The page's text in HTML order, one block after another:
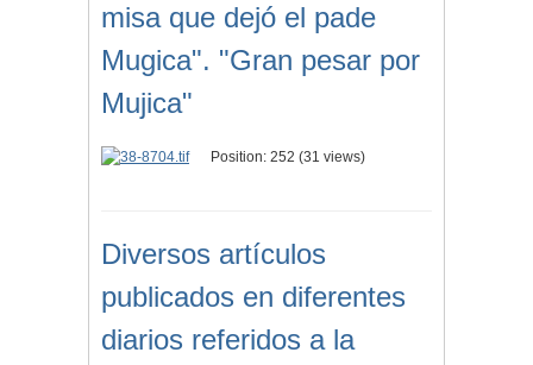
misa que dejó el pade
Mugica". "Gran pesar por
Mujica"
Position: 252 (31 views)
Diversos artículos
publicados en diferentes
diarios referidos a la